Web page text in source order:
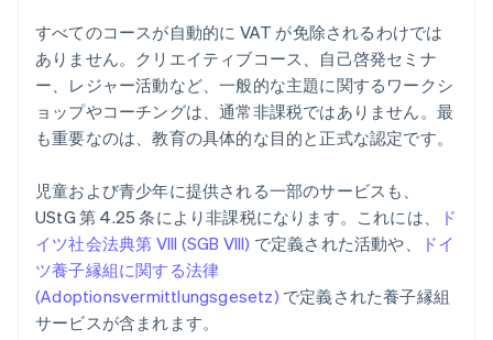
すべてのコースが自動的に VAT が免除されるわけでは
ありません。クリエイティブコース、自己啓発セミナ
ー、レジャー活動など、一般的な主題に関するワークシ
ョップやコーチングは、通常非課税ではありません。最
も重要なのは、教育の具体的な目的と正式な認定です。
児童および青少年に提供される一部のサービスも、
UStG 第 4.25 条により非課税になります。これには、
ド
イツ社会法典第 VIII (SGB VIII) で定義された活動や、
ドイ
ツ養子縁組に関する法律
(Adoptionsvermittlungsgesetz) で定義された養子縁組
サービスが含まれます。